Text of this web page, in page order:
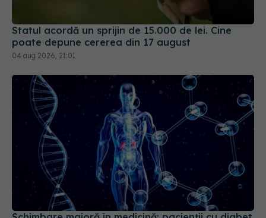
Statul acordă un sprijin de 15.000 de lei. Cine
poate depune cererea din 17 august
04 aug 2026, 21:01
Schimbare majoră în medicină: pacienții cu diabet
și obezitate vor fi evaluați după un nou sistem de